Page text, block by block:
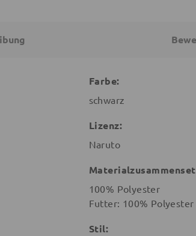
Farbe:
schwarz
Lizenz:
Naruto
100% Polyester
Futter: 100% Polyester
Stil: